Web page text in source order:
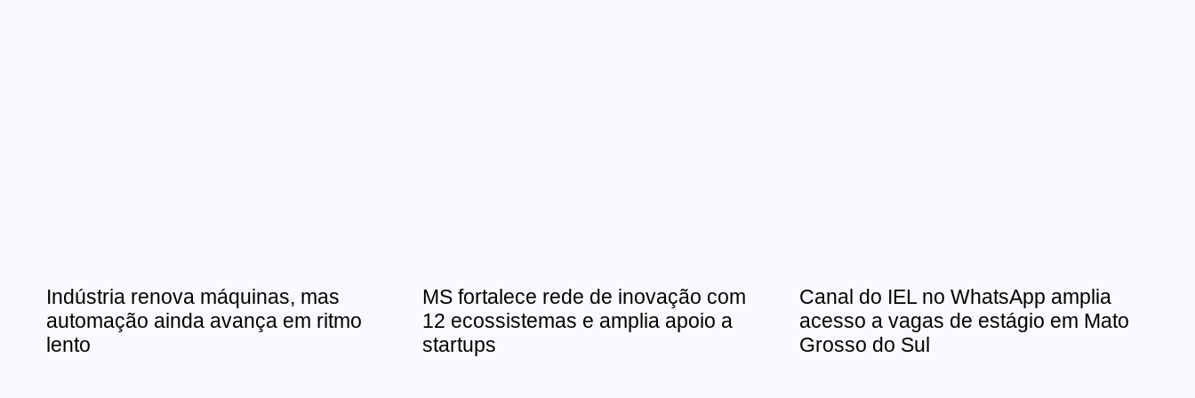
Indústria renova máquinas, mas
automação ainda avança em ritmo
lento
MS fortalece rede de inovação com
12 ecossistemas e amplia apoio a
startups
Canal do IEL no WhatsApp amplia
acesso a vagas de estágio em Mato
Grosso do Sul